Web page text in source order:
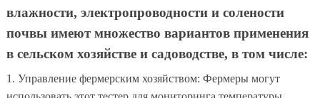
влажности, электропроводности и солености
почвы имеют множество вариантов применения
в сельском хозяйстве и садоводстве, в том числе:
1. Управление фермерским хозяйством: Фермеры могут